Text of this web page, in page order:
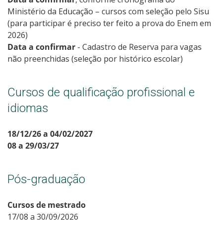
Ministério da Educação – cursos com seleção pelo Sisu
(para participar é preciso ter feito a prova do Enem em
2026)
Data a confirmar - Cadastro de Reserva para vagas
não preenchidas (seleção por histórico escolar)
Cursos de qualificação profissional e
idiomas
18/12/26 a 04/02/2027
08 a 29/03/27
Pós-graduação
Cursos de mestrado
17/08 a 30/09/2026